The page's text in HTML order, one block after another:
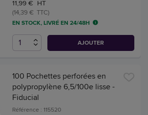
11,99 € HT
(14,39 € TTC)
EN STOCK, LIVRÉ EN 24/48H
AJOUTER
100 Pochettes perforées en
polypropylène 6,5/100e lisse -
Fiducial
Référence : 115520